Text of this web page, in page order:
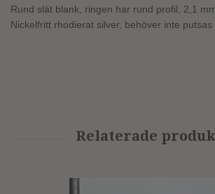
Rund slät blank, ringen har rund profil, 2,1
Nickelfritt rhodierat silver, behöver inte putsas